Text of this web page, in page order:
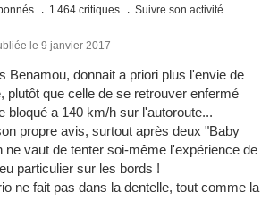
1 464 critiques Suivre son activité
le 9 janvier 2017
Benamou, donnait a priori plus l'envie de
plutôt que celle de se retrouver enfermé
bloqué a 140 km/h sur l'autoroute...
propre avis, surtout après deux "Baby
ne vaut de tenter soi-même l'expérience de
particulier sur les bords !
ne fait pas dans la dentelle, tout comme la